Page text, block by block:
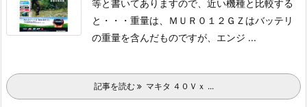
等と書いてありますので、近い機種と比較する
と・・・ 重量は、ＭＵＲ０１２ＧＺはバッテリ
の重量を含んだものですが、エンジ ...
記事を読む マキタ ４０Ｖｘ ...